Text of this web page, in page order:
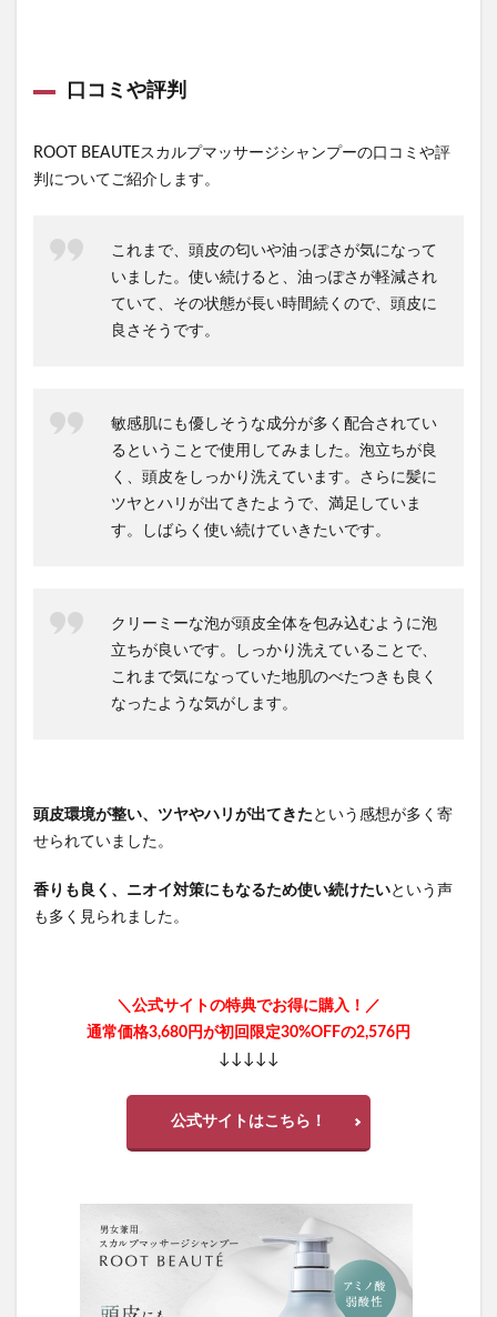
口コミや評判
ROOT BEAUTEスカルプマッサージシャンプーの口コミや評
判についてご紹介します。
これまで、頭皮の匂いや油っぽさが気になって
いました。使い続けると、油っぽさが軽減され
ていて、その状態が長い時間続くので、頭皮に
良さそうです。
敏感肌にも優しそうな成分が多く配合されてい
るということで使用してみました。泡立ちが良
く、頭皮をしっかり洗えています。さらに髪に
ツヤとハリが出てきたようで、満足していま
す。しばらく使い続けていきたいです。
クリーミーな泡が頭皮全体を包み込むように泡
立ちが良いです。しっかり洗えていることで、
これまで気になっていた地肌のべたつきも良く
なったような気がします。
頭皮環境が整い、ツヤやハリが出てきた という感想が多く寄
せられていました。
香りも良く、ニオイ対策にもなるため使い続けたいという声
も多く見られました。
＼公式サイトの特典でお得に購入！／
通常価格3,680円が初回限定30%OFFの2,576円
↓↓↓↓↓
公式サイトはこちら！